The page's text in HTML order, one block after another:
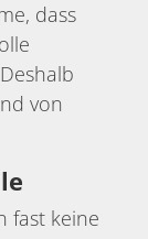
dass
von
fast keine